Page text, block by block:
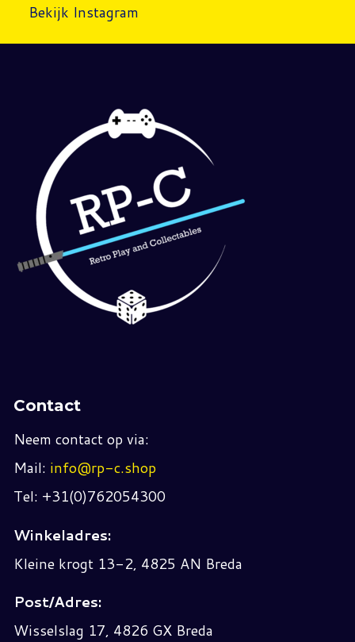
Bekijk Instagram
Contact
Neem contact op via:
Mail: info@rp-c.shop
Tel: +31(0)762054300
Winkeladres:
Kleine krogt 13-2, 4825 AN Breda
Post/Adres:
Wisselslag 17, 4826 GX Breda